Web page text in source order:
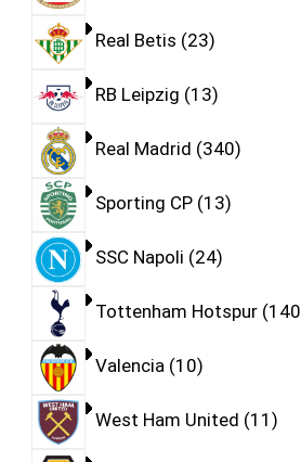
Real Betis 23
RB Leipzig 13
Real Madrid 340
Sporting CP 13
SSC Napoli 24
Tottenham Hotspur 140
Valencia 10
West Ham United 11